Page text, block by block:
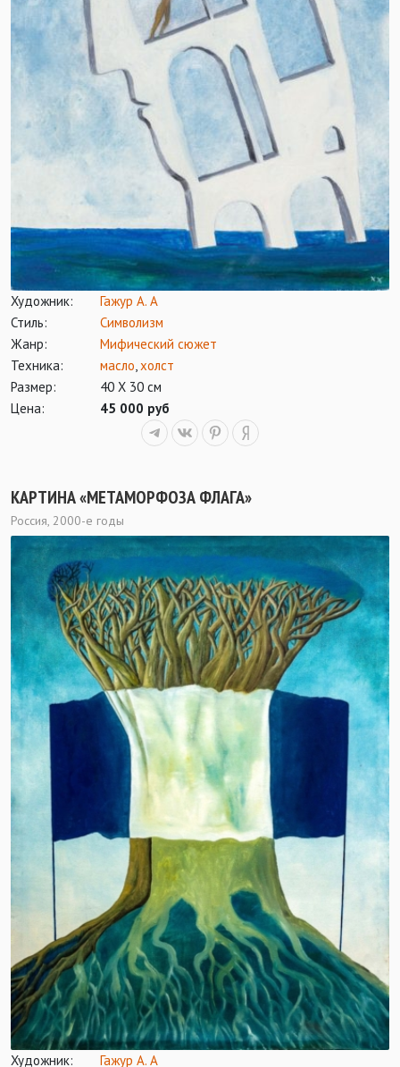
Художник:
Гажур А. А
Стиль:
Символизм
Жанр:
Мифический сюжет
Техника:
масло,холст
Размер:
40 Х 30 см
Цена:
45 000 руб
КАРТИНА «МЕТАМОРФОЗА ФЛАГА»
Россия, 2000-е годы
Художник: Гажур А. А